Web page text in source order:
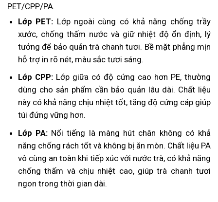
PET/CPP/PA.
Lớp PET: Lớp ngoài cùng có khả năng chống trầy
xước, chống thấm nước và giữ nhiệt độ ổn định, lý
tưởng để bảo quản trà chanh tươi. Bề mặt phẳng mịn
hỗ trợ in rõ nét, màu sắc tươi sáng.
Lớp CPP: Lớp giữa có độ cứng cao hơn PE, thường
dùng cho sản phẩm cần bảo quản lâu dài. Chất liệu
này có khả năng chịu nhiệt tốt, tăng độ cứng cáp giúp
túi đứng vững hơn.
Lớp PA: Nổi tiếng là màng hút chân không có khả
năng chống rách tốt và không bị ăn mòn. Chất liệu PA
vô cùng an toàn khi tiếp xúc với nước trà, có khả năng
chống thấm và chịu nhiệt cao, giúp trà chanh tươi
ngon trong thời gian dài.